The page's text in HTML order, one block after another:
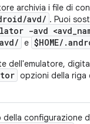
archivia i file di
/avd/ . Puoi
-avd <avd_
avd/ e $HOME/ .
dell'emulatore, digita
opzioni della riga
della configurazione